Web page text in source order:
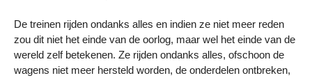
De treinen rijden ondanks alles en indien ze niet meer reden
zou dit niet het einde van de oorlog, maar wel het einde van de
wereld zelf betekenen. Ze rijden ondanks alles, ofschoon de
wagens niet meer hersteld worden, de onderdelen ontbreken,